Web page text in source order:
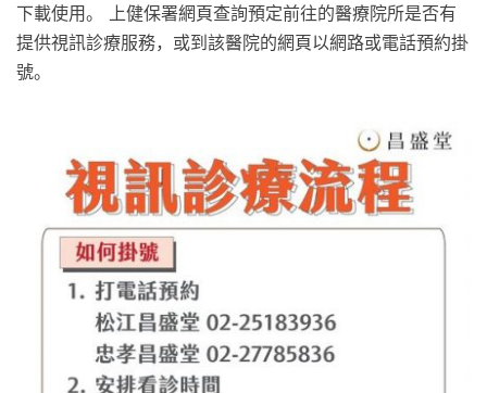
下載使用。 上健保署網頁查詢預定前往的醫療院所是否有
提供視訊診療服務，或到該醫院的網頁以網路或電話預約掛
號。